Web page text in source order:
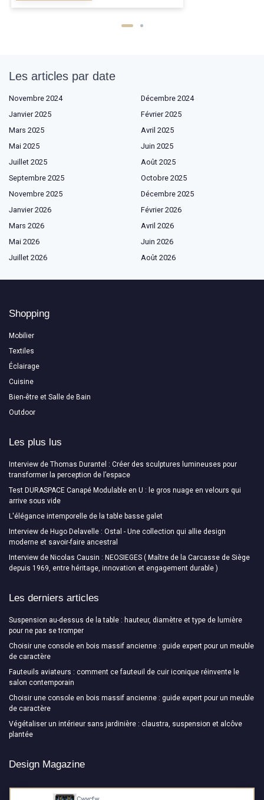
Les articles par date
Novembre 2024
Décembre 2024
Janvier 2025
Février 2025
Mars 2025
Avril 2025
Mai 2025
Juin 2025
Juillet 2025
Août 2025
Septembre 2025
Octobre 2025
Novembre 2025
Décembre 2025
Janvier 2026
Février 2026
Mars 2026
Avril 2026
Mai 2026
Juin 2026
Juillet 2026
Août 2026
Shopping
Mobilier
Textiles
Éclairage
Cuisine
Bien-être et Salle de Bain
Outdoor
Les plus lus
Interview de Thomas Durantel : Créer des sculptures lumineuses pour
transformer la perception de l’espace
Test DURASPACE Canapé Modulable en U : le gros nuage en velours qui
arrive sous vide
L'élégance intemporelle de la table basse galet
Interview de Hugo Delavelle : Ostal - Une collection qui allie design
moderne et savoir-faire ancestral
Interview de Nicolas Causin : NEOSIEGES ( Maître de la Carcasse de Siège
depuis 1969, entre héritage, innovation et engagement durable )
Les derniers articles
Suspension au-dessus de la table : hauteur, diamètre et type de lumière
pour ne pas se tromper
Choisir une console en bois massif ancienne : guide expert pour un meuble
de caractère
Fauteuils aviateurs : comment ce fauteuil de cuir iconique réinvente le
salon contemporain
Choisir une console en bois massif ancienne : guide expert pour un meuble
de caractère
Végétaliser un intérieur sans jardinière : claustra, suspension et alcôve
plantée
Design Magazine